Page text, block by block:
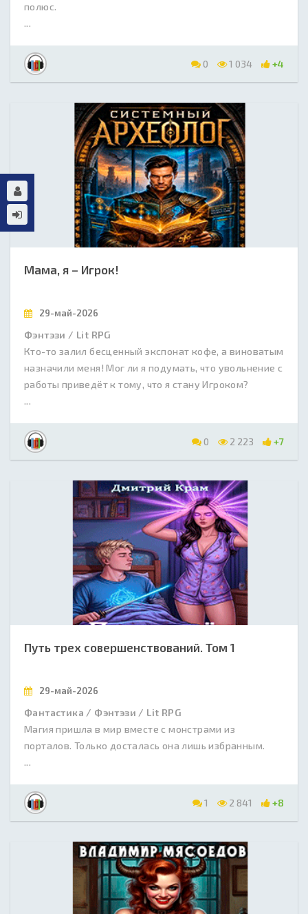
полюс.
...
0 1 034 +4
Мама, я – Игрок!
29-май-2026
Фэнтэзи / Lit RPG
Кто-то залил бесценный экспонат кофе, а виноватым
назначили меня! Мог ли я подумать, что увольнение с
работы приведёт к тому, что я стану Игроком?
...
0 2 223 +7
Путь трех совершенствований. Том 1
29-май-2026
Фантастика / Фэнтэзи / Lit RPG
Магия пришла в мир вместе с монстрами из
порталов. Только досталась она лишь избранным.
...
1 2 841 +8